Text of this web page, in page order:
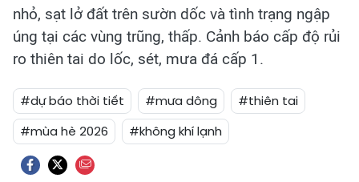
nhỏ, sạt lở đất trên sườn dốc và tình trạng ngập
úng tại các vùng trũng, thấp. Cảnh báo cấp độ rủi
ro thiên tai do lốc, sét, mưa đá cấp 1.
#dự báo thời tiết #mưa dông
#thiên tai
#mùa hè 2026
#không khí lạnh